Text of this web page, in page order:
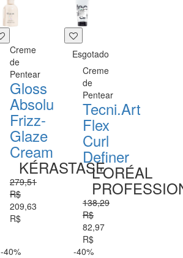
Creme
de
Pentear
Gloss
Absolu
Frizz-
Glaze
Cream
KÉRASTASE
279,51
R$
209,63
R$
Esgotado
Creme
de
Pentear
Tecni.Art
Flex
Curl
Definer
L'ORÉAL
138,29
R$
82,97
R$
-40%
-40%